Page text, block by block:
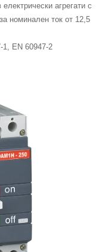
агрегати с
номинален ток от 12,5
1, EN 60947-2